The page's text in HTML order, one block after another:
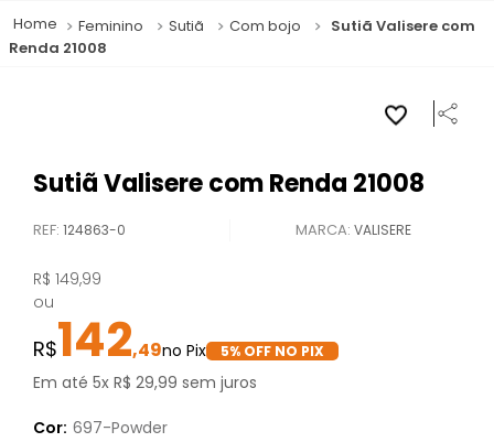
Feminino Sutiã Com bojo
Sutiã Valisere com
Renda 21008
Sutiã Valisere com Renda 21008
REF:124863-0 VALISERE
R$ 149,99
ou
142,49 5% OFF NO PIX
Em até5xR$ 29,99 sem juros
Cor: 697-Powder